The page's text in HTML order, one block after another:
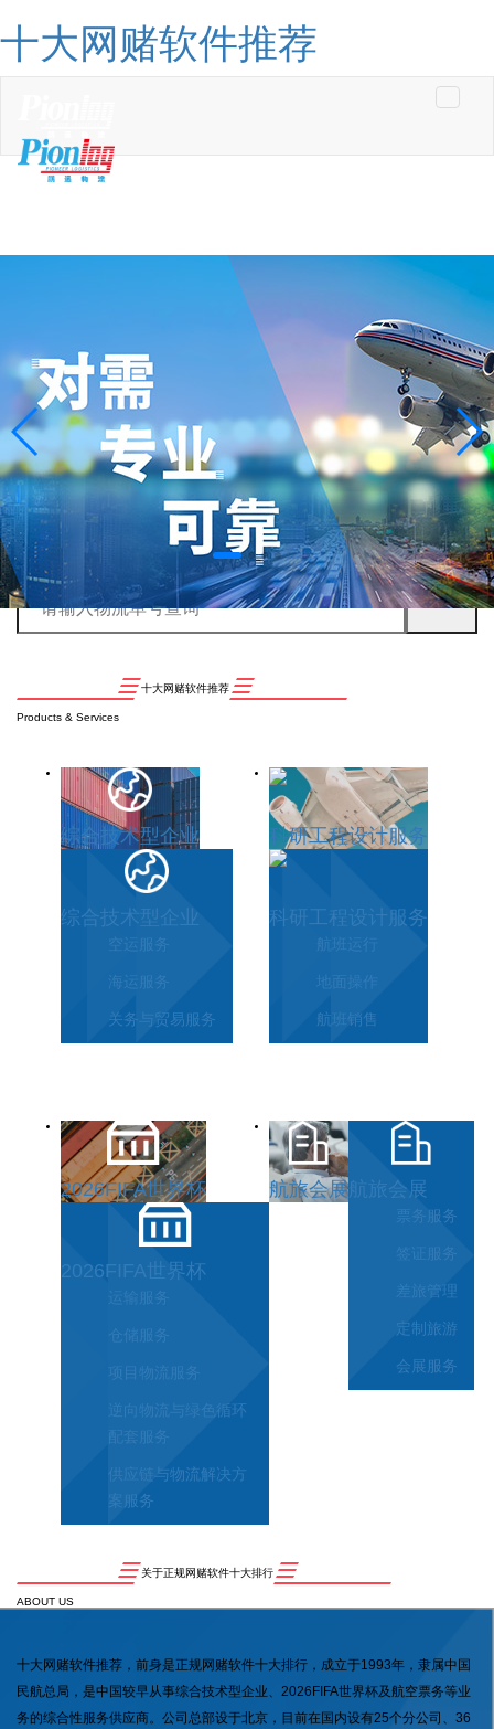
十大网赌软件推荐
十大网赌软件推荐
Products & Services
综合技术型企业
综合技术型企业
空运服务
海运服务
关务与贸易服务
科研工程设计服务
科研工程设计服务
航班运行
地面操作
航班销售
2026FIFA世界杯
2026FIFA世界杯
运输服务
仓储服务
项目物流服务
逆向物流与绿色循环
配套服务
供应链与物流解决方
案服务
航旅会展航旅会展
票务服务
签证服务
差旅管理
定制旅游
会展服务
关于正规网赌软件十大排行
ABOUT US
十大网赌软件推荐，前身是正规网赌软件十大排行，成立于1993年，隶属中国
民航总局，是中国较早从事综合技术型企业、2026FIFA世界杯及航空票务等业
务的综合性服务供应商。公司总部设于北京，目前在国内设有25个分公司、36